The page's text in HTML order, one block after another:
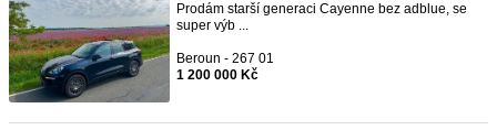
Prodám starší generaci Cayenne bez adblue, se
super výb ...
Beroun - 267 01
1 200 000 Kč